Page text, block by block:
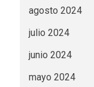
agosto 2024
julio 2024
junio 2024
mayo 2024